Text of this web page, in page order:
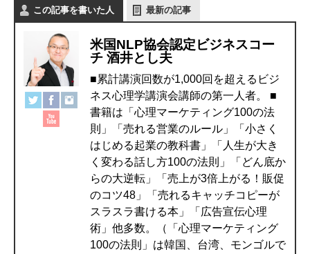
この記事を書いた人 最新の記事
米国NLP協会認定ビジネスコー
チ 酒井とし夫
■累計講演回数が1,000回を超えるビジ
ネス心理学講演会講師の第一人者。 ■
書籍は「心理マーケティング100の法
則」「売れる営業のルール」「小さく
はじめる起業の教科書」「人生が大き
く変わる話し方100の法則」「どん底か
らの大逆転」「売上が3倍上がる！販促
のコツ48」「売れるキャッチコピーが
スラスラ書ける本」「広告宣伝心理
術」他多数。（「心理マーケティング
100の法則」は韓国、台湾、モンゴルで